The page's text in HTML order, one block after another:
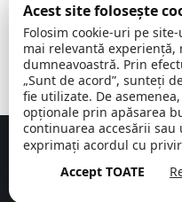
08:00 -
16:30
, vineri:
08:00 -
14:00
Comuna Cerchezu © 2026
Concept realizat de Big
Acest site folosește
Folosim cookie-uri pe
mai relevantă
dumneavoastră. Prin
„Sunt de acord”, sunteți
fie utilizate. De
opționale prin apăsarea
continuarea accesării
exprimați acordul cu
Accept TOATE